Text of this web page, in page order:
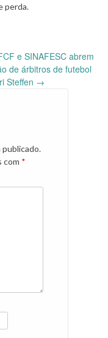
perda.
e SINAFESC abrem
de árbitros de futebol
Steffen →
publicado.
com *